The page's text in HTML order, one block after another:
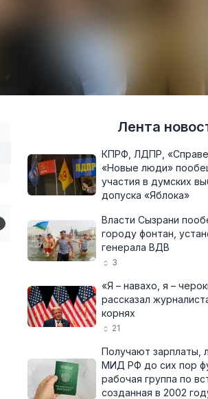
Лента
КПРФ, ЛДПР,
«Новые люди»
участия в думских
допуска «Яблока»
Власти Сызрани
городу фонтан,
генерала ВДВ
3
«Я – навахо, я –
рассказал
корнях
21
Получают зарплаты,
МИД РФ до сих пор
рабочая группа по
созданная в 2002